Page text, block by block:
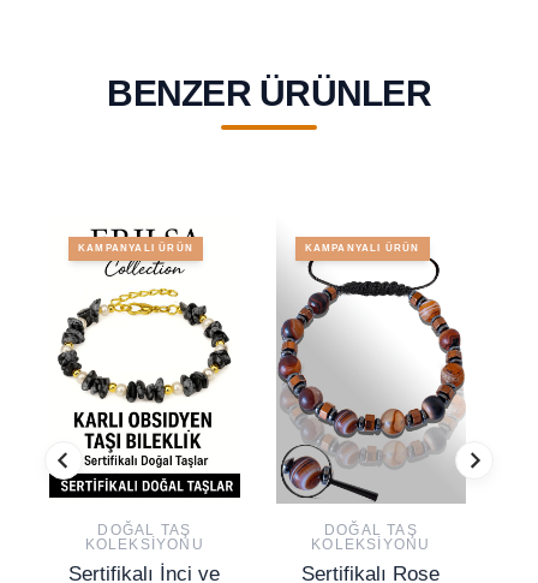
BENZER ÜRÜNLER
KAMPANYALI ÜRÜN
DOĞAL TAŞ
KOLEKSIYONU
Sertifikalı İnci ve
KAMPANYALI ÜRÜN
DOĞAL TAŞ
KOLEKSIYONU
Sertifikalı Rose